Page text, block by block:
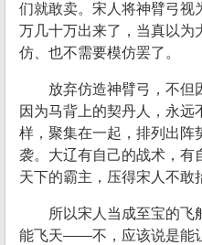
们就敢卖。宋人将神臂弓视
万几十万出来了，当真以为
仿、也不需要模仿罢了。
放弃仿造神臂弓，不但
因为马背上的契丹人，永远
样，聚集在一起，排列出阵
袭。大辽有自己的战术，有
天下的霸主，压得宋人不敢
所以宋人当成至宝的飞
能飞天——不，应该说是能